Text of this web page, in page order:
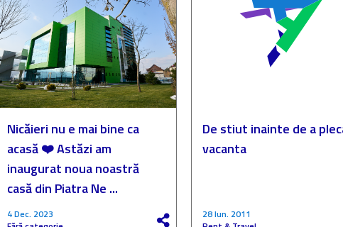
Nicăieri nu e mai bine ca
acasă ❤️ Astăzi am
inaugurat noua noastră
casă din Piatra Ne ...
4 Dec. 2023
De stiut inainte de a
vacanta
28 Iun. 2011